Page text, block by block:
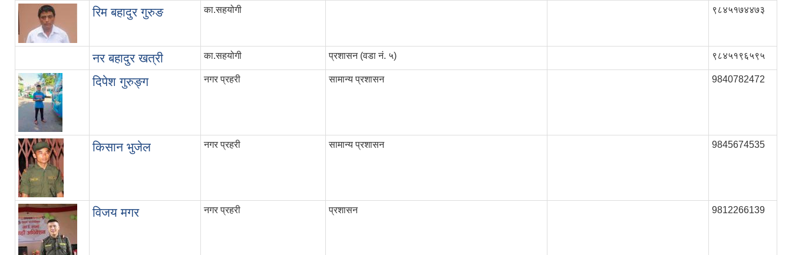
रिम बहादुर गुरुङ का.सहयोगी ९८४५१७४४७३
नर बहादुर खत्री का.सहयोगी प्रशासन (वडा नं. ५) ९८४५१९६५९५
दिपेश गुरुङ्ग नगर प्रहरी सामान्य प्रशासन 9840782472
किसान भुजेल नगर प्रहरी सामान्य प्रशासन 9845674535
विजय मगर नगर प्रहरी प्रशासन 9812266139